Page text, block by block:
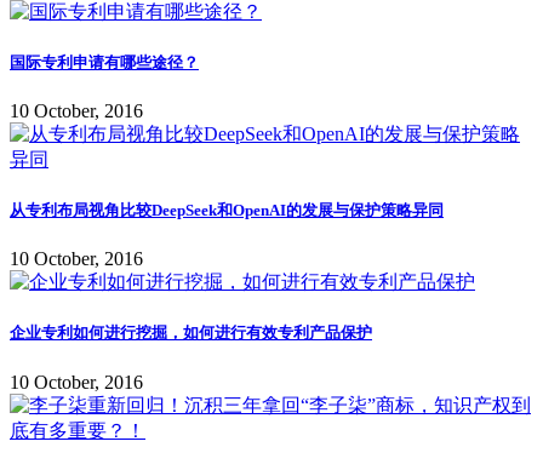
国际专利申请有哪些途径？
10 October, 2016
从专利布局视角比较DeepSeek和OpenAI的发展与保护策略异同
10 October, 2016
企业专利如何进行挖掘，如何进行有效专利产品保护
10 October, 2016